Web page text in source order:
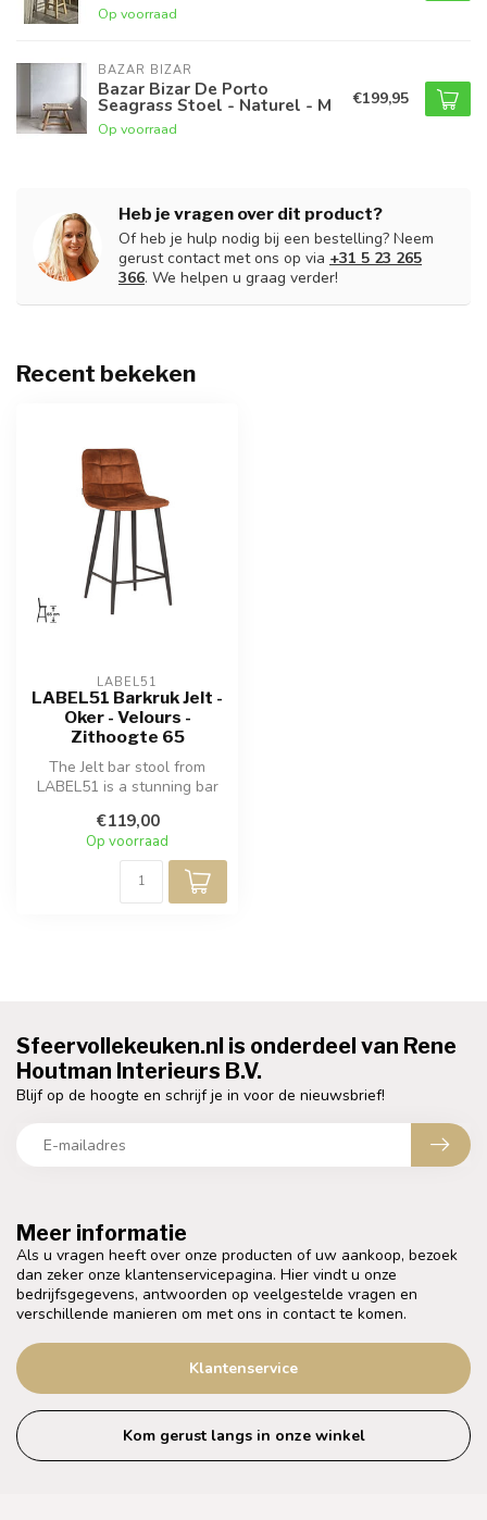
Op voorraad
BAZAR BIZAR
Bazar Bizar De Porto
Seagrass Stoel - Naturel - M
Op voorraad
€199,95
Heb je vragen over dit product?
Of heb je hulp nodig bij een bestelling? Neem
gerust contact met ons op via +31 5 23 265
366. We helpen u graag verder!
Recent bekeken
LABEL51
LABEL51 Barkruk Jelt -
Oker - Velours -
Zithoogte 65
The Jelt bar stool from
LABEL51 is a stunning bar
velve...
€119,00
Op voorraad
Meer informatie
Als u vragen heeft over onze producten of uw aankoop, bezoek
dan zeker onze klantenservicepagina. Hier vindt u onze
bedrijfsgegevens, antwoorden op veelgestelde vragen en
verschillende manieren om met ons in contact te komen.
Klantenservice
Kom gerust langs in onze winkel
Sfeervollekeuken.nl is onderdeel van Rene
Houtman Interieurs B.V.
Blijf op de hoogte en schrijf je in voor de nieuwsbrief!